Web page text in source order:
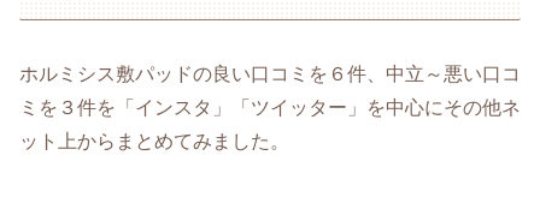
ホルミシス敷パッドの良い口コミを６件、中立～悪い口コ
ミを３件を「インスタ」「ツイッター」を中心にその他ネ
ット上からまとめてみました。